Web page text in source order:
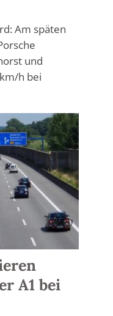
Am späten
und
h bei
A1 bei